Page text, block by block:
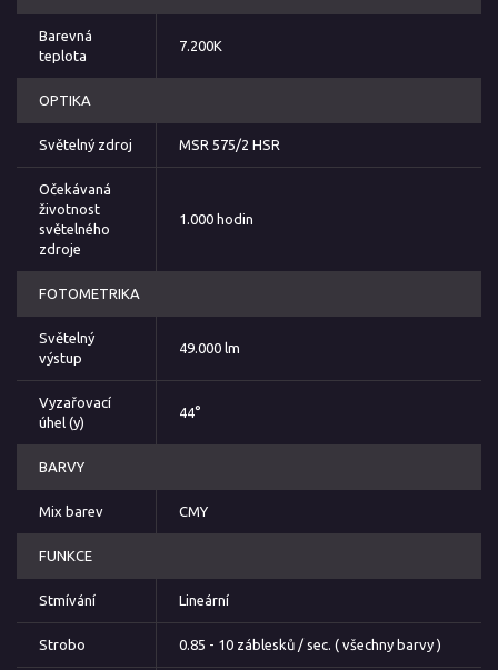
Barevná
teplota
7.200K
OPTIKA
Světelný zdroj MSR 575/2 HSR
Očekávaná
životnost
světelného
zdroje
1.000 hodin
FOTOMETRIKA
Světelný
výstup
49.000 lm
Vyzařovací
úhel (y)
44°
BARVY
Mix barev CMY
FUNKCE
Stmívání Lineární
Strobo 0.85 - 10 záblesků / sec. ( všechny barvy )